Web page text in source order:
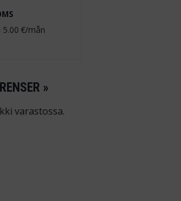
5.00 €/mån
»